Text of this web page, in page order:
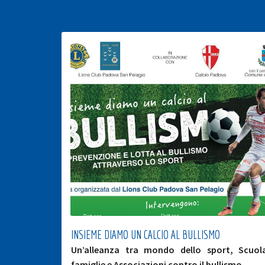
INSIEME DIAMO UN CALCIO AL BULLISMO
Un’alleanza tra mondo dello sport,